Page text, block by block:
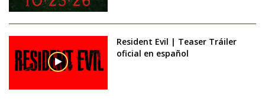
Resident Evil | Teaser Tráiler
oficial en español